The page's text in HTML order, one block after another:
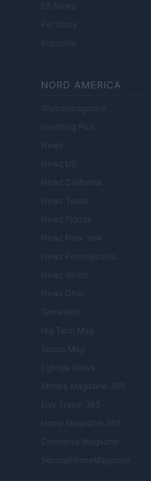
ES Newz
Pet Story
Encocina
NORD AMERICA
Womanmagazine
Investing Plus
Newz
Newz US
Newz California
Newz Texas
Newz Florida
Newz New York
Newz Pennsylvania
Newz Illinois
Newz Ohio
Gameland
Hig Tech Mag
Scoop Mag
Lgbtqia News
Motors Magazine 365
Day Travel 365
Home Magazine 365
Cineverse Magazine
SecondHomeMagazine